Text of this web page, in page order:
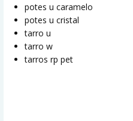
potes u caramelo
potes u cristal
tarro u
tarro w
tarros rp pet